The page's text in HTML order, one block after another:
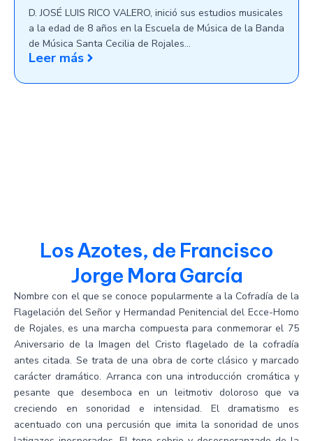
D. JOSÉ LUIS RICO VALERO, inició sus estudios musicales
a la edad de 8 años en la Escuela de Música de la Banda
de Música Santa Cecilia de Rojales…
Leer más
Los Azotes, de Francisco
Jorge Mora García
Nombre con el que se conoce popularmente a la Cofradía de la
Flagelación del Señor y Hermandad Penitencial del Ecce-Homo
de Rojales, es una marcha compuesta para conmemorar el 75
Aniversario de la Imagen del Cristo flagelado de la cofradía
antes citada. Se trata de una obra de corte clásico y marcado
carácter dramático. Arranca con una introducción cromática y
pesante que desemboca en un leitmotiv doloroso que va
creciendo en sonoridad e intensidad. El dramatismo es
acentuado con una percusión que imita la sonoridad de unos